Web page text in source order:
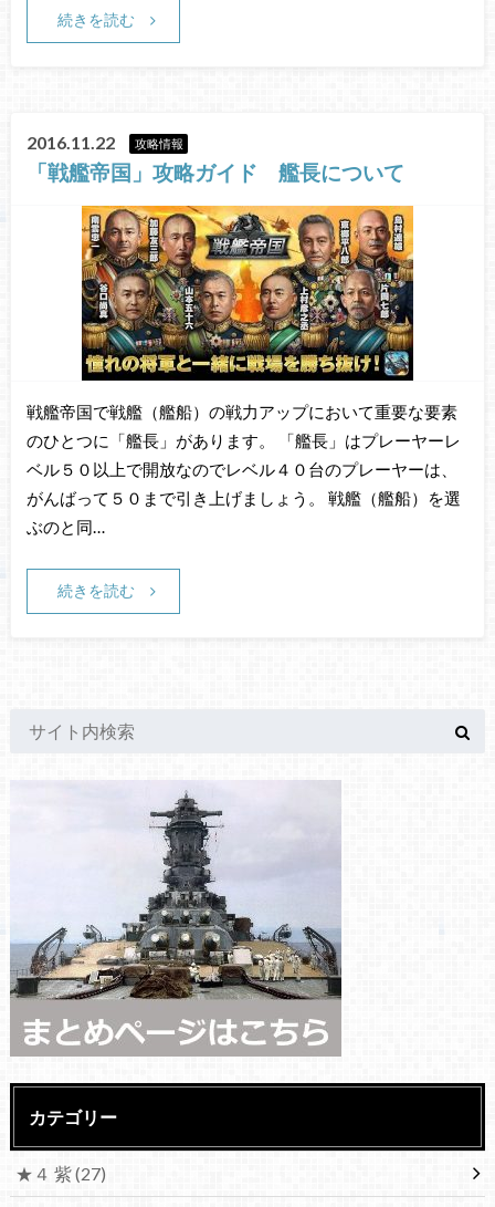
続きを読む
2016.11.22 攻略情報
「戦艦帝国」攻略ガイド 艦長について
戦艦帝国で戦艦（艦船）の戦力アップにおいて重要な要素
のひとつに「艦長」があります。 「艦長」はプレーヤーレ
ベル５０以上で開放なのでレベル４０台のプレーヤーは、
がんばって５０まで引き上げましょう。 戦艦（艦船）を選
ぶのと同…
続きを読む
カテゴリー
★４ 紫(27)